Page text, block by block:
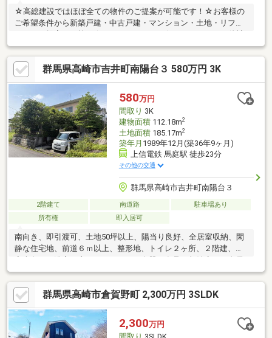
☆高総建設ではほぼ全ての物件のご提案が可能です！☆お客様の
ご希望条件から新築戸建・中古戸建・マンション・土地・リフォ
で住宅ローンの融資を断られた・カードや車の既存ローンがあ
る・年収が少ない・勤続が短い・派遣、契約社員の方等☆高総建
設に全てお任せください！
群馬県高崎市吉井町南陽台３ 580万円 3K
580万円
間取り 3K
建物面積112.18m2
土地面積185.17m2
築年月 1989年12月(築36年9ヶ月)
上信電鉄 馬庭駅 徒歩23分
その他の交通
群馬県高崎市吉井町南陽台３
2階建て 南道路
駐車場あり
所有権
即入居可
南向き、即引渡可、土地50坪以上、陽当り良好、全居室収納、閑
静な住宅地、前道６ｍ以上、整形地、トイレ２ヶ所、２階建、全
室６畳以上
群馬県高崎市倉賀野町 2,300万円 3SLDK
2,300万円